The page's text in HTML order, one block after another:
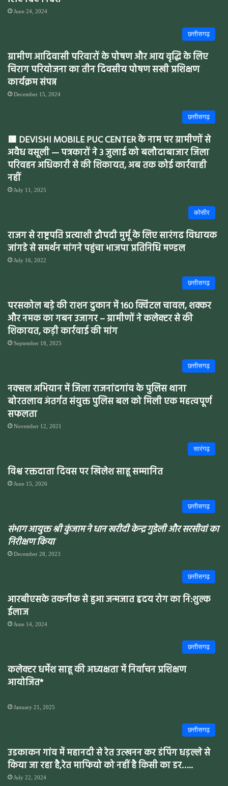
June 24, 2024
छत्तीसगढ़
ग्रामीण आदिवासी परिवारों के पोषण और आय वृद्धि के लिए
चिराग परियोजना का तीन दिवसीय पोषण सखी प्रशिक्षण
कार्यक्रम संपन्न
December 15, 2024
छत्तीसगढ़
🟥 DEVISHI MOBILE PUC CENTER के नाम पर ग्रामीणों से
अवैध वसूली — पत्रकारों ने 3 जुलाई को बलौदाबाजार जिला
परिवहन अधिकारी से की शिकायत, अब तक कोई कार्रवाही
नहीं
July 11, 2025
कोसीर
राजग से राष्ट्रपति प्रत्याशी द्रौपदी मुर्मू के लिए सारंगढ विधायक
जांगडे से समर्थन मांगने पहुंचा भाजपा प्रतिनिधि मण्डल
July 16, 2022
छत्तीसगढ़
परसकोल बड़े की राशन दुकान में 160 क्विंटल चावल, शक्कर
और नमक का गबन उजागर – ग्रामीणों ने कलेक्टर से की
शिकायत, कड़ी कार्रवाई की मांग
September 18, 2025
छत्तीसगढ़
नक्सल अभियान में जिला राजनांदगांव के पुलिस थाना
बोरतलाव अंतर्गत संयुक्त पुलिस बल को मिली एक महत्वपूर्ण
सफलता
November 12, 2021
सारंगढ़
विश्व रक्तदाता दिवस पर खिलेश साहू सम्मानित
June 15, 2026
छत्तीसगढ़
संभाग आयुक्त श्री कुंजाम ने धान खरीदी केन्द्र गुडेली और सरसीवां का
निरीक्षण किया
December 28, 2023
छत्तीसगढ़
आरबीएसके तकनीक से हुआ जन्मजात हृदय रोग का नि:शुल्क
ईलाज
June 14, 2024
छत्तीसगढ़
कलेक्टर धर्मेश साहू की अध्यक्षता में निर्वाचन प्रशिक्षण
आयोजित*
January 21, 2025
छत्तीसगढ़
उडकाकन गांव में महानदी से रेत उत्खनन कर डंपिंग धड़ल्ले से
किया जा रहा है,रेत माफियो को नहीं है किसी का डर…..
July 22, 2024